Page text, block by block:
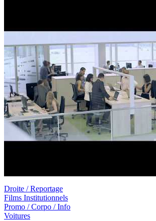
Droite / Reportage
Films Institutionnels
Promo / Corpo / Info
Voitures